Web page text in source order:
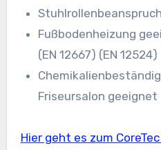
Fußbodenheizung
(EN 12667) (EN 12524)
Friseursalon geeignet
Hier geht es zum